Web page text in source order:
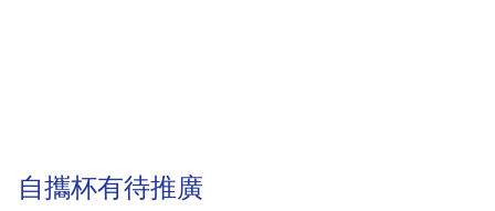
自攜杯有待推廣